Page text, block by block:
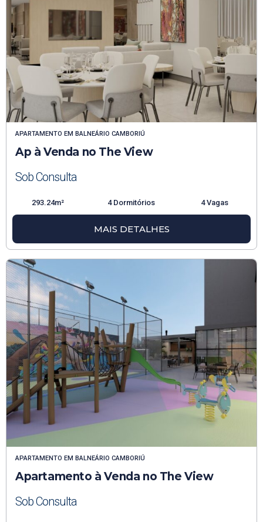
APARTAMENTO EM BALNEÁRIO CAMBORIÚ
Ap à Venda no The View
Sob Consulta
293.24m² 4 Dormitórios 4 Vagas
MAIS DETALHES
APARTAMENTO EM BALNEÁRIO CAMBORIÚ
Apartamento à Venda no The View
Sob Consulta